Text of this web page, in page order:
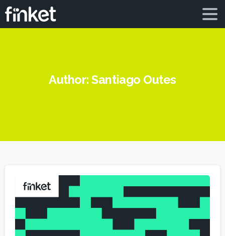
Author:Santiago Outes